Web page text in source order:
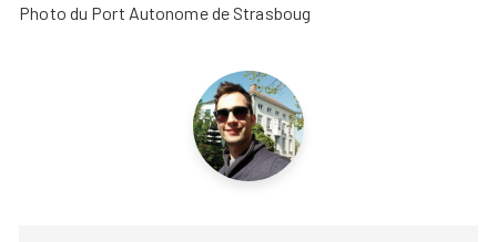
Photo du Port Autonome de Strasboug